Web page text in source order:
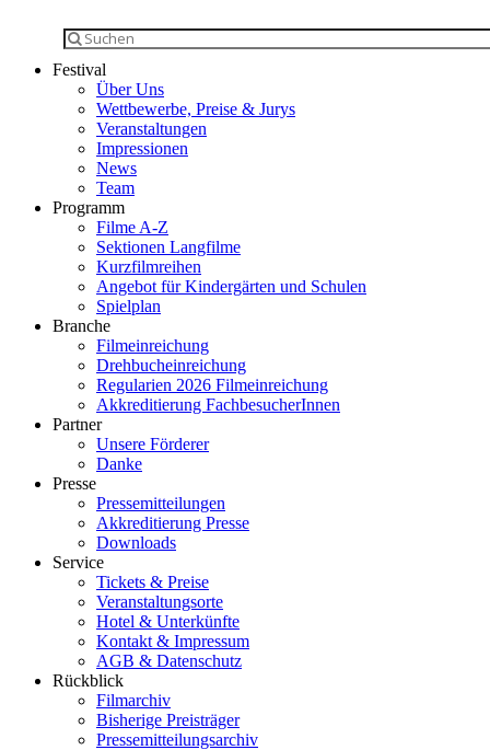
Festival
Über Uns
Wettbewerbe, Preise & Jurys
Veranstaltungen
Impressionen
News
Team
Programm
Filme A-Z
Sektionen Langfilme
Kurzfilmreihen
Angebot für Kindergärten und Schulen
Spielplan
Branche
Filmeinreichung
Drehbucheinreichung
Regularien 2026 Filmeinreichung
Akkreditierung FachbesucherInnen
Partner
Unsere Förderer
Danke
Presse
Pressemitteilungen
Akkreditierung Presse
Downloads
Service
Tickets & Preise
Veranstaltungsorte
Hotel & Unterkünfte
Kontakt & Impressum
AGB & Datenschutz
Rückblick
Filmarchiv
Bisherige Preisträger
Pressemitteilungsarchiv